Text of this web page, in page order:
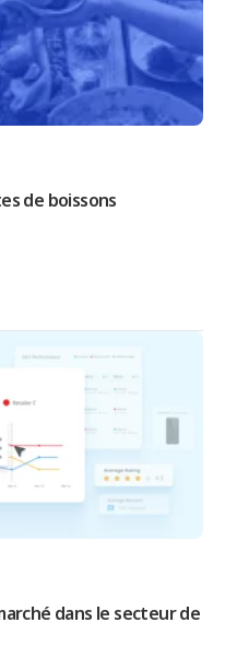
de boissons
dans le secteur de